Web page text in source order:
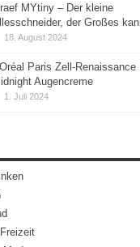
MYtiny – Der kleine
der Großes
18. August 2024
Paris Zell-Renaissance
Augencreme
1. Juli 2024